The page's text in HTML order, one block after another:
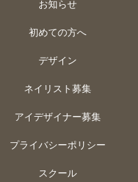
お知らせ
初めての方へ
デザイン
ネイリスト募集
アイデザイナー募集
プライバシーポリシー
スクール